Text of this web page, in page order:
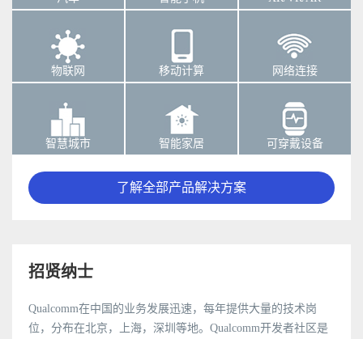
物联网 移动计算 网络连接
智慧城市 智能家居 可穿戴设备
了解全部产品解决方案
招贤纳士
Qualcomm在中国的业务发展迅速，每年提供大量的技术岗
位，分布在北京，上海，深圳等地。Qualcomm开发者社区是